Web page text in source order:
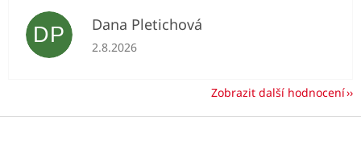
DP Dana Pletichová
Hodnocení obchodu je 5 z 5 hvězdiček.
2.8.2026
Zobrazit další hodnocení
Z